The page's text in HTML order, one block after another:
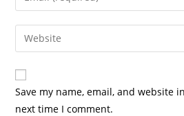
comment
your
email
address
comment
Enter
your
website
URL
(optional)
Save my name, email, and website
next time I comment.